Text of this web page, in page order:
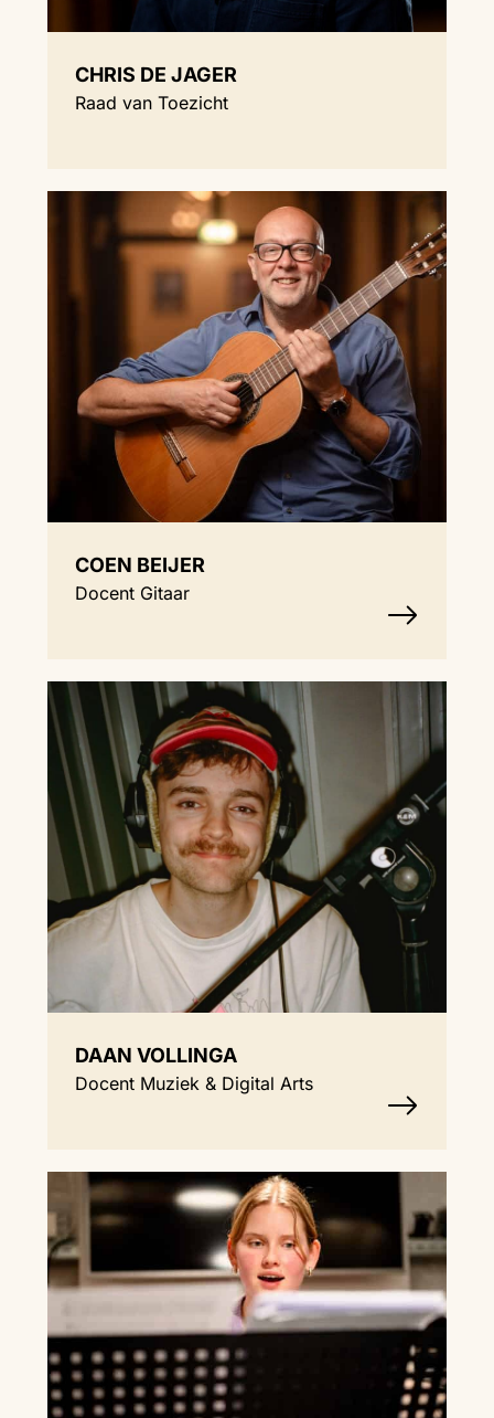
CHRIS DE JAGER
Raad van Toezicht
COEN BEIJER
Docent Gitaar
DAAN VOLLINGA
Docent Muziek & Digital Arts